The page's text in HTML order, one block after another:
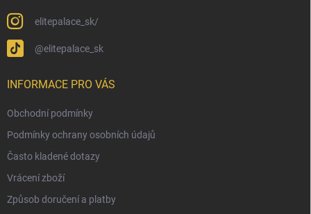
elitepalace_sk/
@elitepalace_sk
INFORMACE PRO VÁS
Obchodní podmínky
Podmínky ochrany osobních údajů
Často kladené dotazy
Vrácení zboží
Způsob doručení a platby